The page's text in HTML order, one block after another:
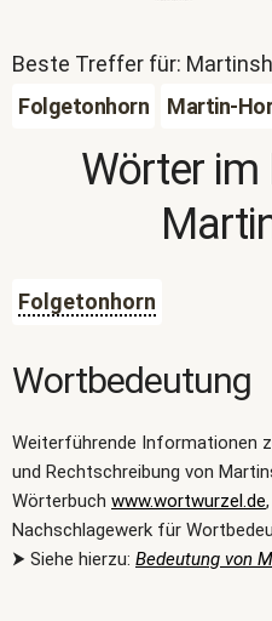
Beste Treffer für:
Folgetonhorn
Martin-
Wörter im
Folgetonhorn
Wortbedeutung
Weiterführende Informationen
und Rechtschreibung von
Wörterbuch www.wortwurzel.de
Nachschlagewerk für
⮞ Siehe hierzu: Bedeutung von